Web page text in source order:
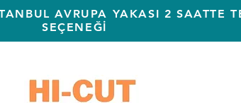
AVRUPA YAKASI 2 SAATTE
SEÇENEĞİ